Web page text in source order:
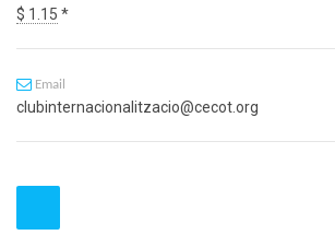
$ 1.15 *
Email
clubinternacionalitzacio@cecot.org